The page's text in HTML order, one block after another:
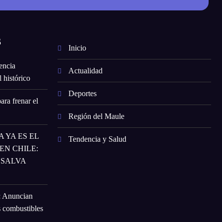
histórico
frenar el
YA ES EL
CHILE:
Anuncian
combustibles
Inicio
Actualidad
Deportes
Región del Maule
Tendencia y Salud